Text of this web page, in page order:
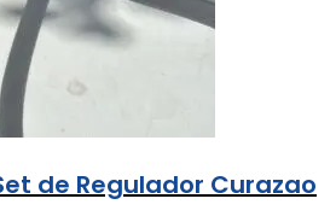
de Regulador Curazao